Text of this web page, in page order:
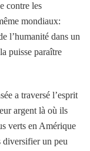
contre les
mondiaux:
l’humanité dans un
puisse paraître
a traversé l’esprit
argent là où ils
verts en Amérique
diversifier un peu